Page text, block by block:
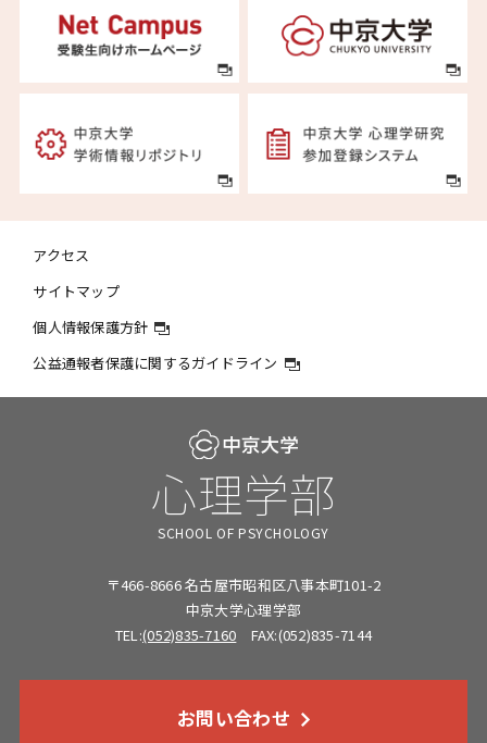
アクセス
サイトマップ
個人情報保護方針
公益通報者保護に関するガイドライン
心理学部
SCHOOL OF PSYCHOLOGY
〒466-8666 名古屋市昭和区八事本町101-2
中京大学心理学部
TEL:(052)835-7160 FAX:(052)835-7144
お問い合わせ